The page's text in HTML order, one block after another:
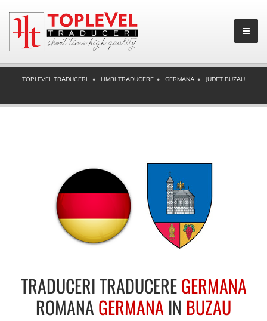
TOPLEVEL TRADUCERI LIMBI TRADUCERE GERMANA JUDET BUZAU
TRADUCERI TRADUCEREGERMANA
ROMANA GERMANA IN BUZAU